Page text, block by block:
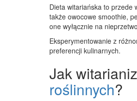
Dieta witariańska to przede
także owocowe smoothie,
one wyłącznie na
Eksperymentowanie z
preferencji kulinarnych.
Jak
roślinnych?